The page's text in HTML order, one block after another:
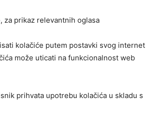
za prikaz relevantnih oglasa
kolačiće putem postavki svog internet
može uticati na funkcionalnost web
prihvata upotrebu kolačića u skladu s